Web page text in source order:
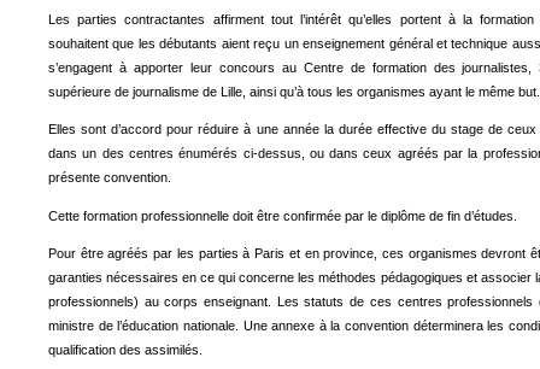
Les parties contractantes affirment tout l’intérêt qu’elles portent à la
souhaitent que les débutants aient reçu un enseignement général et technique
s’engagent à apporter leur concours au Centre de formation des
supérieure de journalisme de Lille, ainsi qu’à tous les organismes ayant le même but.
Elles sont d’accord pour réduire à une année la durée effective du stage de
dans un des centres énumérés ci-dessus, ou dans ceux agréés par la
présente convention.
Cette formation professionnelle doit être confirmée par le diplôme de fin d’études.
Pour être agréés par les parties à Paris et en province, ces organismes devront
garanties nécessaires en ce qui concerne les méthodes pédagogiques et associer
professionnels) au corps enseignant. Les statuts de ces centres
ministre de l’éducation nationale. Une annexe à la convention déterminera les
qualification des assimilés.